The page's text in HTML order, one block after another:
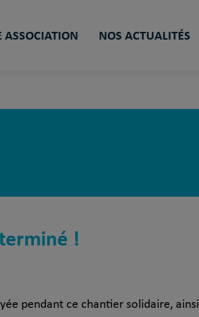
ASSOCIATION NOS ACTUALITÉS
!
pendant ce chantier solidaire, ainsi